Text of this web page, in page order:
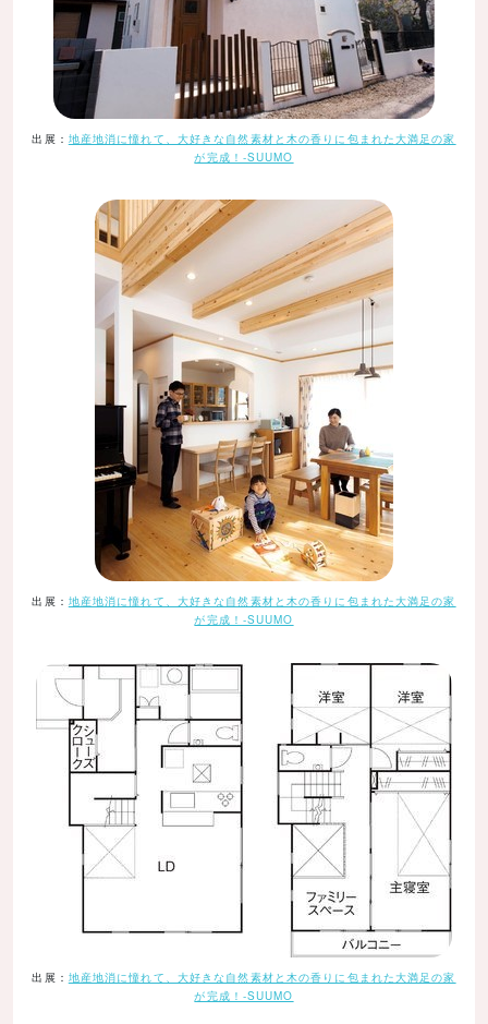
出展： 地産地消に憧れて、大好きな自然素材と木の香りに包まれた大満足の家
が完成！-SUUMO
出展： 地産地消に憧れて、大好きな自然素材と木の香りに包まれた大満足の家
が完成！-SUUMO
出展： 地産地消に憧れて、大好きな自然素材と木の香りに包まれた大満足の家
が完成！-SUUMO